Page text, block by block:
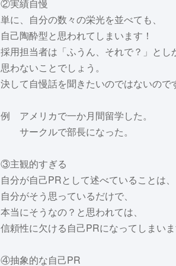
②実績自慢
単に、自分の数々の栄光を並べても、
自己陶酔型と思われてしまいます！
採用担当者は「ふうん、それで？」とし
思わないことでしょう。
決して自慢話を聞きたいのではないので
例 アメリカで一か月間留学した。
サークルで部長になった。
③主観的すぎる
自分が自己PRとして述べていることは、
自分がそう思っているだけで、
本当にそうなの？と思われては、
信頼性に欠ける自己PRになってしまいま
④抽象的な自己PR